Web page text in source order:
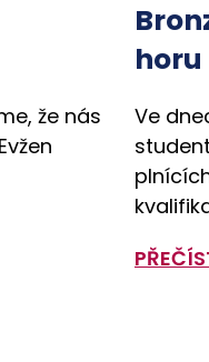
že nás
horu
Ve